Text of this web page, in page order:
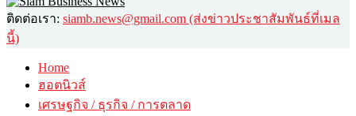
ติดต่อเรา: siamb.news@gmail.com (ส่งข่าวประชาสัมพันธ์ที่เมล
นี้)
Home
ฮอตนิวส์
เศรษฐกิจ / ธุรกิจ / การตลาด